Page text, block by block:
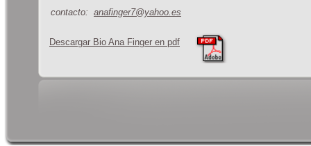
contacto: anafinger7@yahoo.es
Descargar Bio Ana Finger en pdf